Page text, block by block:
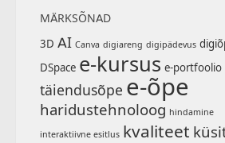
MÄRKSÕNAD
3D AI Canva digiareng digipädevus
DSpace e-kursus e-portfoolio
täiendusõpe e-õpe
haridustehnoloog hindamine
interaktiivne esitlus kvaliteet